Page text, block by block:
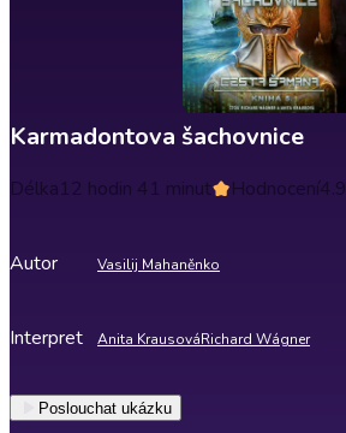
Karmadontova šachovnice
Délka12 hodin 41 minut Hodnocení4.9
Autor Vasilij Mahaněnko
Interpret Anita KrausováRichard Wágner
Poslouchat ukázku